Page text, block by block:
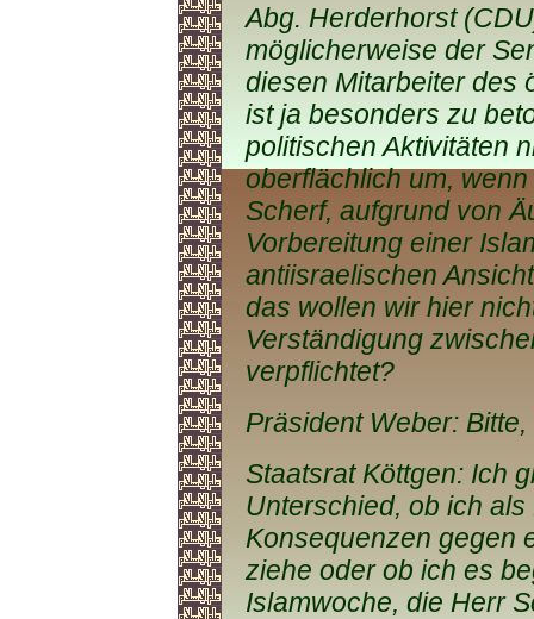
Abg. Herderhorst
möglicherweise der
diesen Mitarbeiter des
ist ja besonders zu
politischen Aktivitäten
oberflächlich um,
Scherf, aufgrund von
Vorbereitung einer
antiisraelischen
das wollen wir hier
Verständigung
verpflichtet?
Präsident Weber:
Staatsrat Köttgen: Ich
Unterschied, ob ich
Konsequenzen gegen
ziehe oder ob ich es
Islamwoche, die Herr